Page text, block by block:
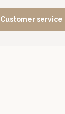
Customer service